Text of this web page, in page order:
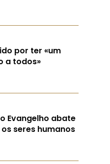
por ter «um
a todos»
Evangelho abate
seres humanos